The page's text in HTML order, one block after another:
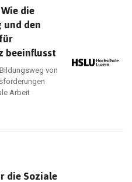
die
den
beeinflusst
von
Arbeit
die Soziale